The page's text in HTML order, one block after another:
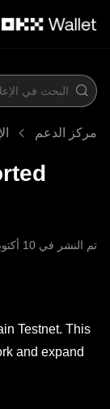
مركز الدعم
تم النشر في ‏10 أكتوبر 2024
Testnet. This
and expand